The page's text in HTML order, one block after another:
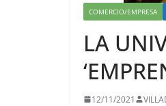
COMERCIO/EMPRESA
LA
12/11/2021